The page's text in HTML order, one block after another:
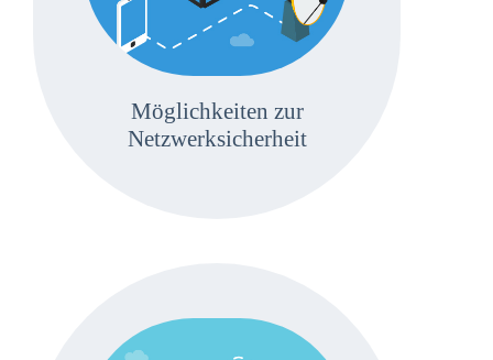
Möglichkeiten zur
Netzwerksicherheit